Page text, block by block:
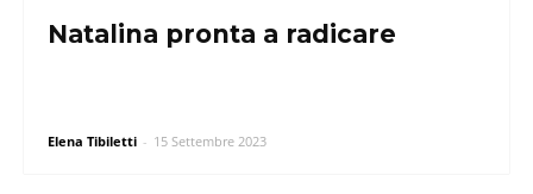
Natalina pronta a radicare
Elena Tibiletti - 15 Settembre 2023